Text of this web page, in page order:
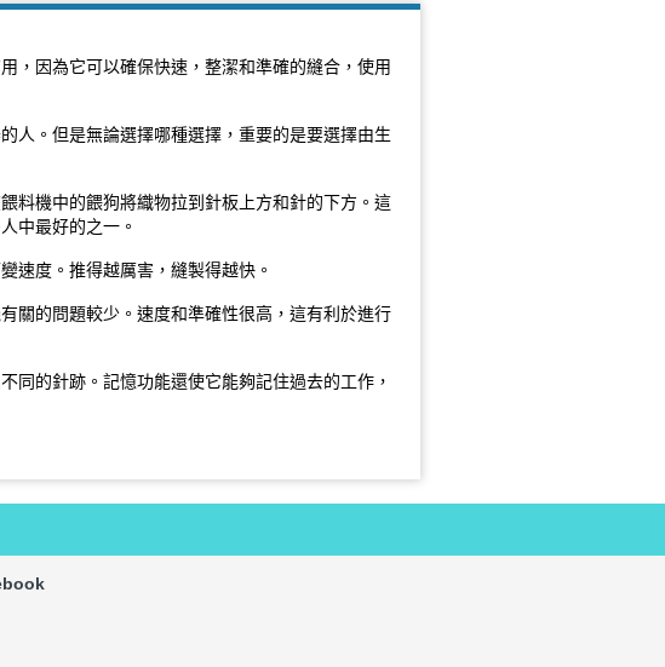
，因為它可以確保快速，整潔和準確的縫合，使用
人。但是無論選擇哪種選擇，重要的是要選擇由生
料機中的餵狗將織物拉到針板上方和針的下方。這
中最好的之一。
速度。推得越厲害，縫製得越快。
關的問題較少。速度和準確性很高，這有利於進行
同的針跡。記憶功能還使它能夠記住過去的工作，